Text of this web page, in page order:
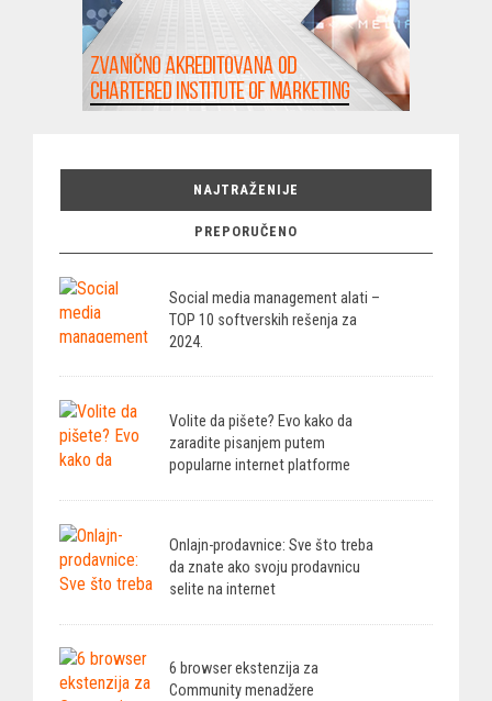
NAJTRAŽENIJE
PREPORUČENO
Social media management alati –
TOP 10 softverskih rešenja za
2024.
Volite da pišete? Evo kako da
zaradite pisanjem putem
popularne internet platforme
Onlajn-prodavnice: Sve što treba
da znate ako svoju prodavnicu
selite na internet
6 browser ekstenzija za
Community menadžere